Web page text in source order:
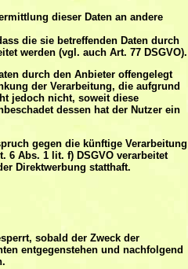
dieser Daten an andere
die sie betreffenden Daten durch
werden (vgl. auch Art. 77 DSGVO).
durch den Anbieter offengelegt
der Verarbeitung, die aufgrund
jedoch nicht, soweit diese
dessen hat der Nutzer ein
gegen die künftige Verarbeitung
6 Abs. 1 lit. f) DSGVO verarbeitet
Direktwerbung statthaft.
sobald der Zweck der
entgegenstehen und nachfolgend